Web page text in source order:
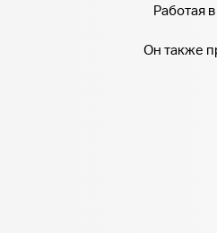
Работая
Он также